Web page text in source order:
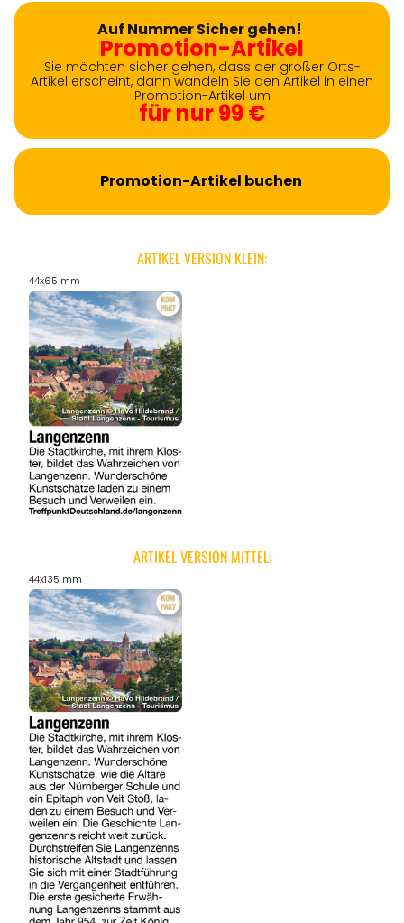
Auf Nummer Sicher gehen!
Promotion-Artikel
Sie möchten sicher gehen, dass der großer Orts-
Artikel erscheint, dann wandeln Sie den Artikel in einen
Promotion-Artikel um
für nur 99 €
Promotion-Artikel buchen
ARTIKEL VERSION KLEIN:
44x65 mm
ARTIKEL VERSION MITTEL:
44x135 mm